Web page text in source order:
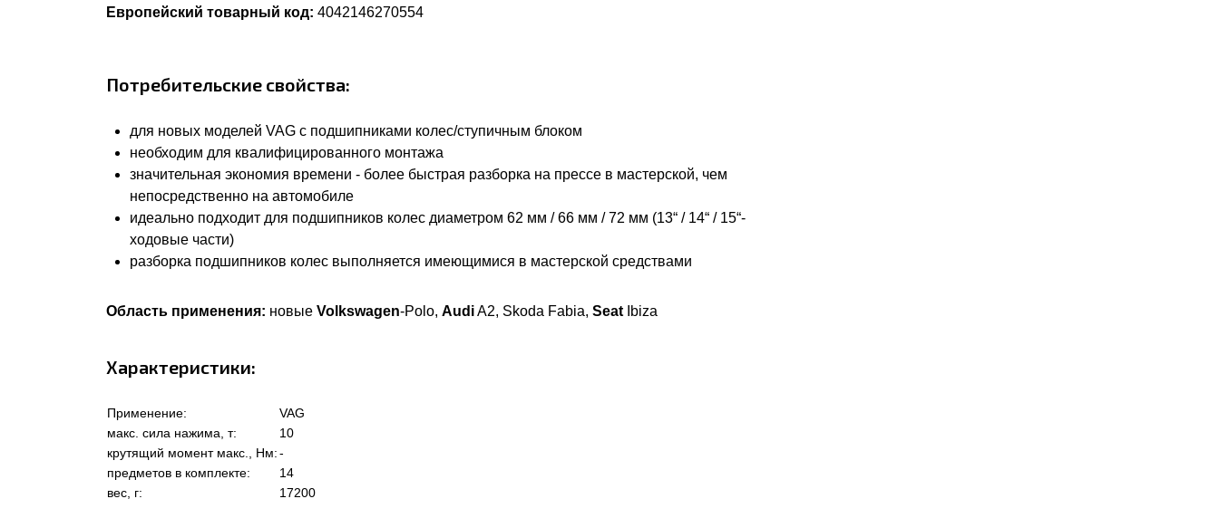
Европейский товарный код: 4042146270554
Потребительские свойства:
для новых моделей VAG с подшипниками колес/ступичным блоком
необходим для квалифицированного монтажа
значительная экономия времени - более быстрая разборка на прессе в мастерской, чем
непосредственно на автомобиле
идеально подходит для подшипников колес диаметром 62 мм / 66 мм / 72 мм (13“ / 14“ / 15“-
ходовые части)
разборка подшипников колес выполняется имеющимися в мастерской средствами
Область применения: новые Volkswagen-Polo, AudiA2, Skoda Fabia, Seat Ibiza
Характеристики:
Применение:
VAG
макс. сила нажима, т:
10
крутящий момент макс., Нм:-
предметов в комплекте:
14
вес, г:
17200